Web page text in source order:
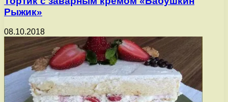
Рыжик»
08.10.2018